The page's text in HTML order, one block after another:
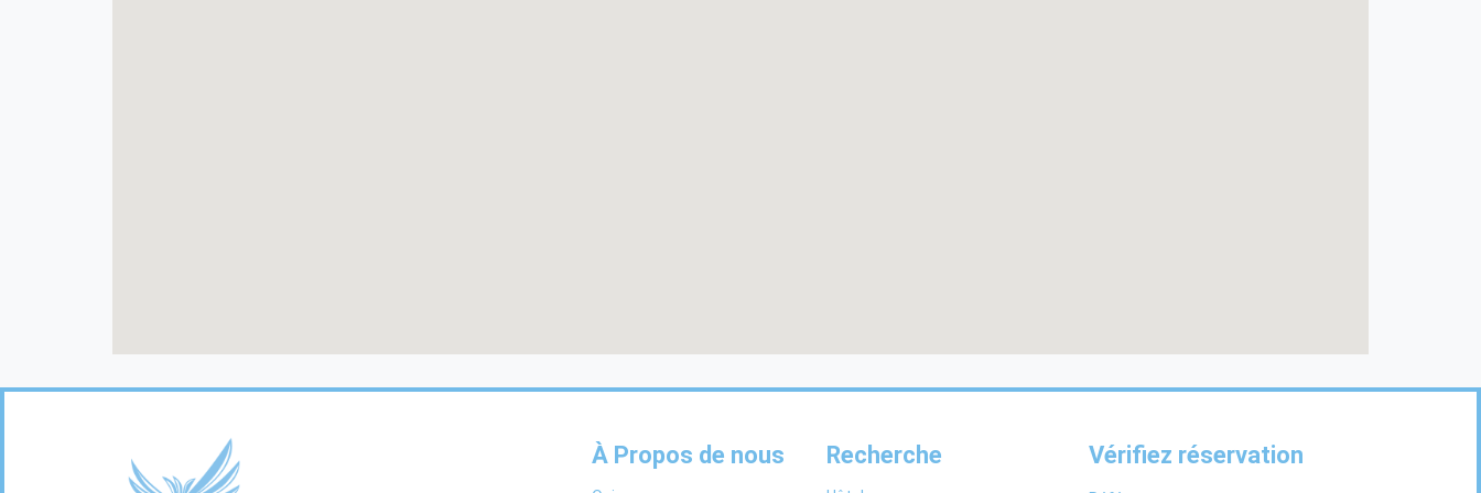
À Propos de nous Recherche Vérifiez réservation